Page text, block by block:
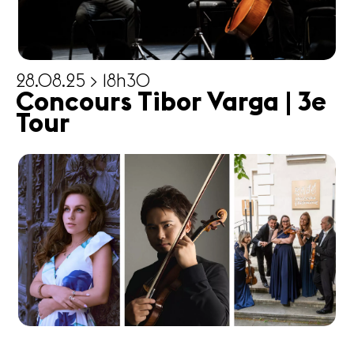
28.08.25 > 18h30
Concours Tibor Varga | 3e
Tour